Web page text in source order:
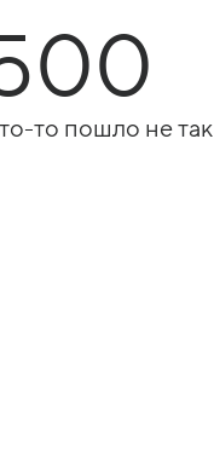
то пошло не так